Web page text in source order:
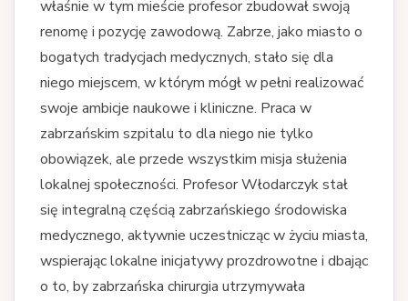
właśnie w tym mieście profesor zbudował swoją
renomę i pozycję zawodową. Zabrze, jako miasto o
bogatych tradycjach medycznych, stało się dla
niego miejscem, w którym mógł w pełni realizować
swoje ambicje naukowe i kliniczne. Praca w
zabrzańskim szpitalu to dla niego nie tylko
obowiązek, ale przede wszystkim misja służenia
lokalnej społeczności. Profesor Włodarczyk stał
się integralną częścią zabrzańskiego środowiska
medycznego, aktywnie uczestnicząc w życiu miasta,
wspierając lokalne inicjatywy prozdrowotne i dbając
o to, by zabrzańska chirurgia utrzymywała